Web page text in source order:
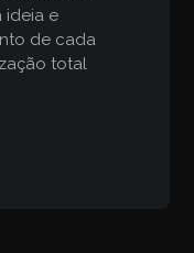
ideia e
de cada
total